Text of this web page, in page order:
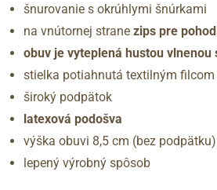
šnurovanie s okrúhlymi šnúrkami
na vnútornej strane zips pre
obuv je vyteplená hustou vlnenou
stielka potiahnutá textilným filcom
široký podpätok
latexová podošva
výška obuvi 8,5 cm (bez podpätku)
lepený výrobný spôsob